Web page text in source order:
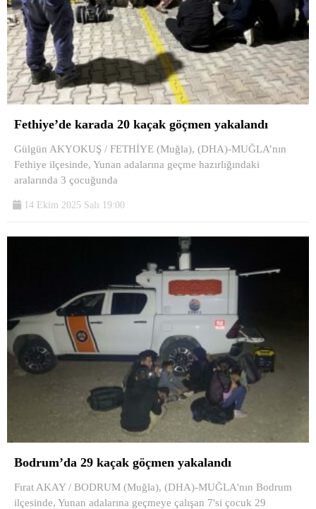
Fethiye’de karada 20 kaçak göçmen yakalandı
Gülgün AKYOKUŞ / FETHİYE (Muğla), (DHA)-MUĞLA’nın
Fethiye ilçesinde, Yunan adalarına geçme hazırlığındaki
aralarında 3 çocuğunda
14 Ekim 2025 Salı 19:00
Bodrum’da 29 kaçak göçmen yakalandı
Fırat AKAY / BODRUM (Muğla), (DHA)-MUĞLA'nın Bodrum
ilçesinde, Yunan adalarına geçmeye çalışan 7'si çocuk 29